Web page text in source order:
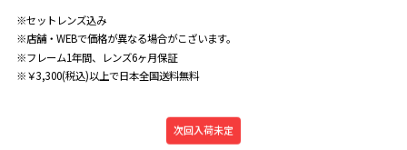
※セットレンズ込み
※店舗・WEBで価格が異なる場合がこざいます。
※フレーム1年間、レンズ6ヶ月保証
※￥3,300(税込)以上で日本全国送料無料
次回入荷未定